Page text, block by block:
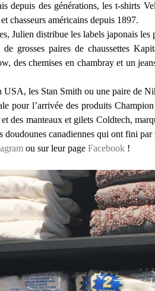
depuis des générations, les t-shirts
chasseurs américains depuis 1897.
Julien distribue les labels japonais
grosses paires de chaussettes
des chemises en chambray et un
USA, les Stan Smith ou une paire de
pour l’arrivée des produits
des manteaux et gilets Coldtech,
doudounes canadiennes qui ont fini
ou sur leur page Facebook !